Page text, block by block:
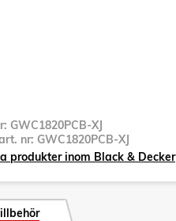
GWC1820PCB-XJ
nr: GWC1820PCB-XJ
produkter inom Black & Decker